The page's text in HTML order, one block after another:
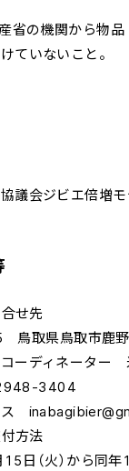
省の機関から物
ていないこと。
議会ジビエ倍増
せ先
県鳥取市鹿野
ディネーター
3404
方法
火）から同年1